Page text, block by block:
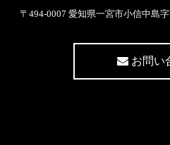
〒494-0007 愛知県一宮市小信中島
お問い